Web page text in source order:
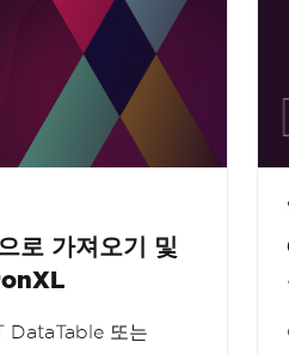
로 가져오기 및
DataTable 또는